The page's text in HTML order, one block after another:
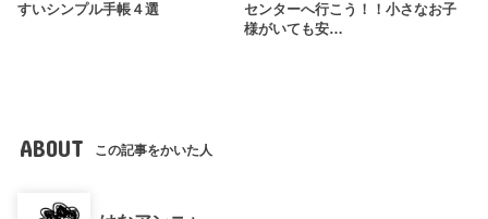
すいシンプル手帳４選
センターへ行こう！！小さなお子
様がいても安…
ABOUT この記事をかいた人